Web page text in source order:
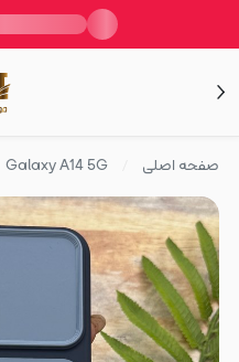
صفحه اصلی Galaxy A14 5G